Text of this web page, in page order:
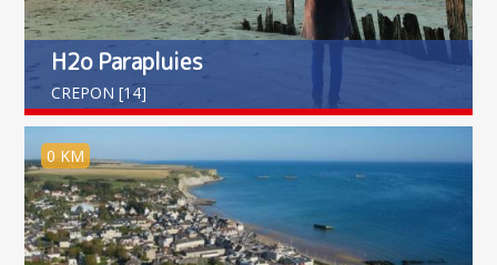
H2o Parapluies
CREPON [14]
0 KM